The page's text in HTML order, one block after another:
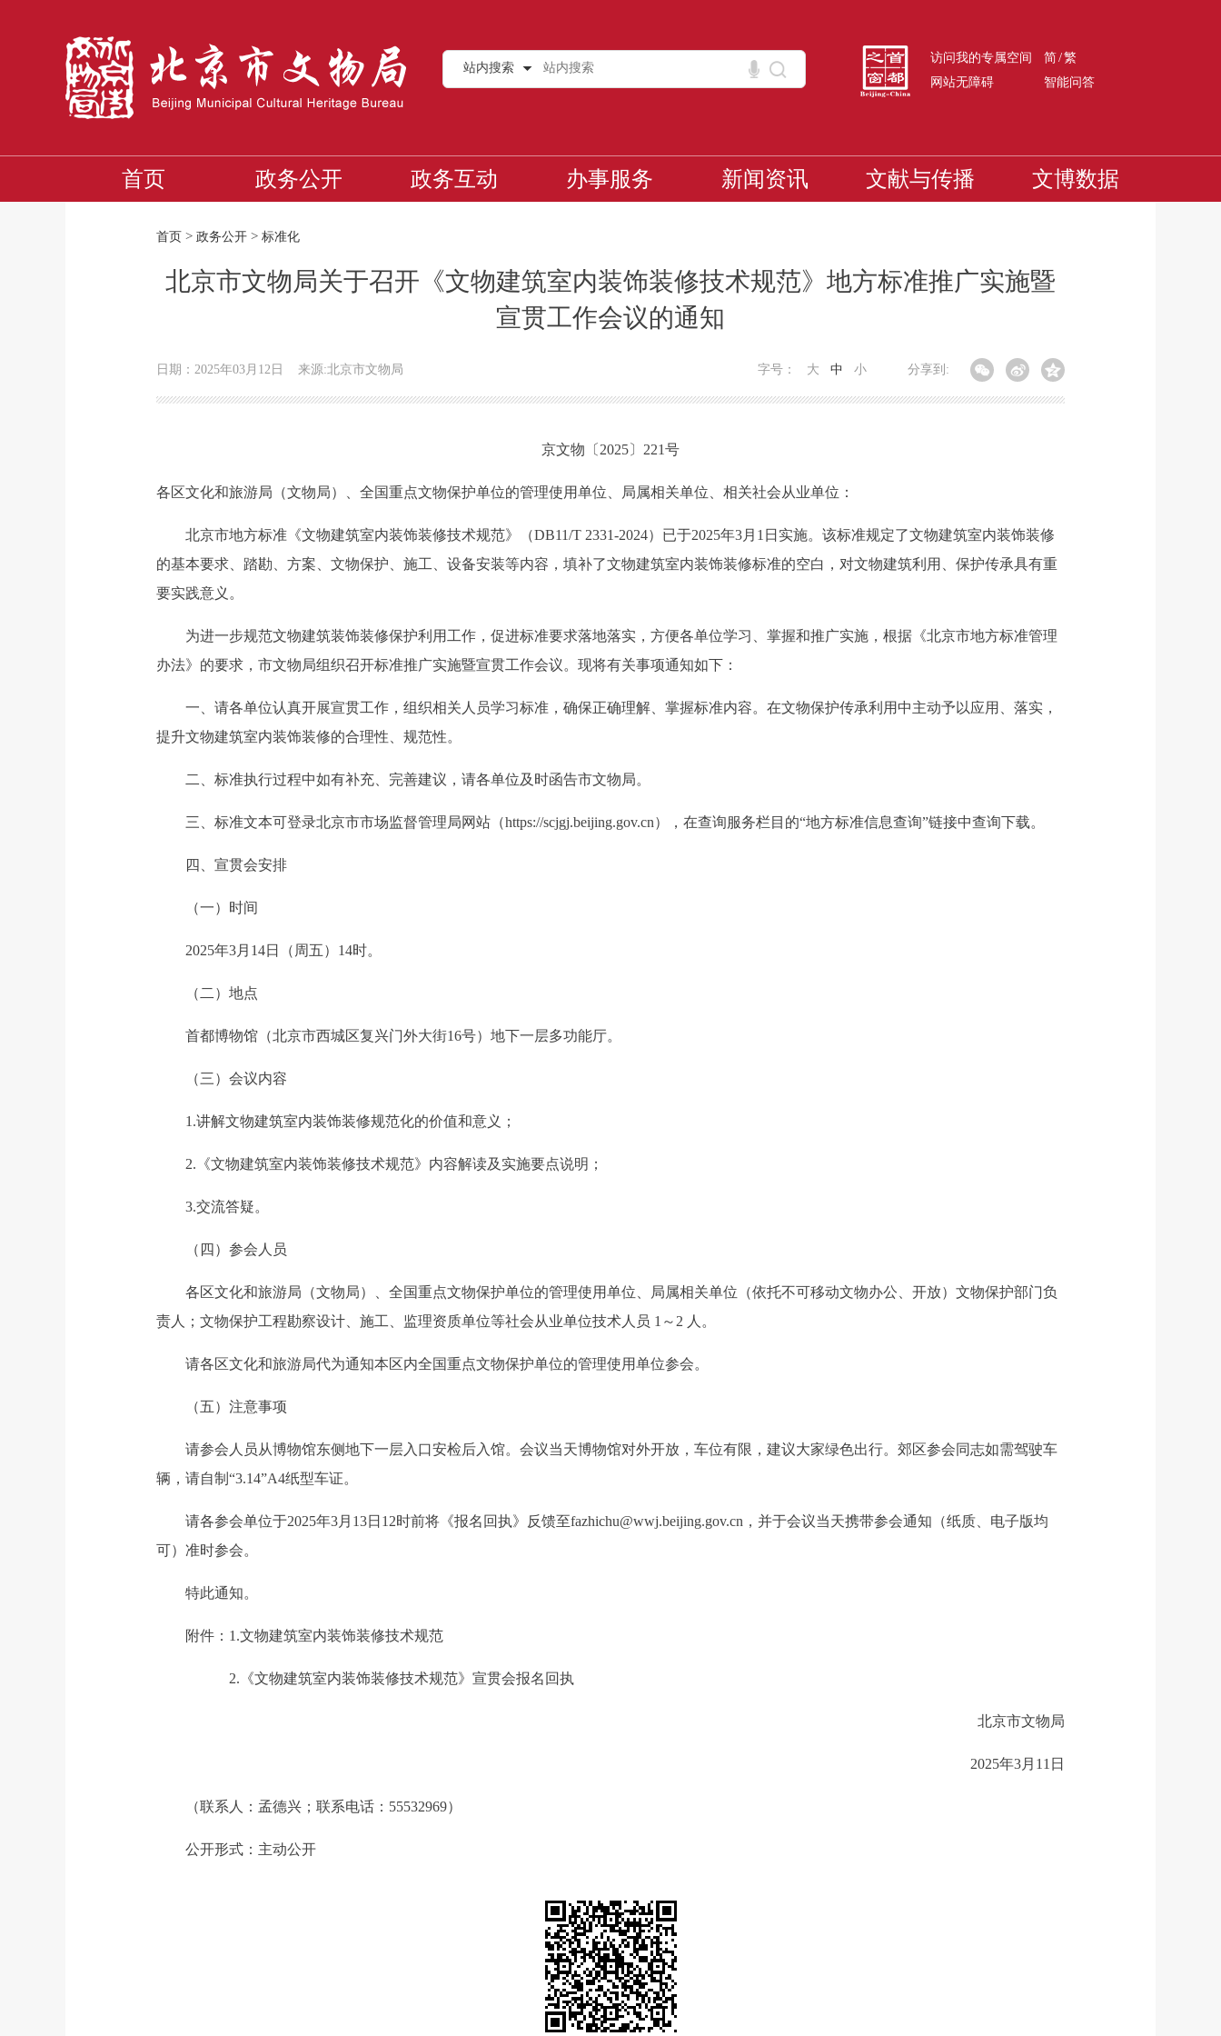
站内搜索
访问我的专属空间 简/繁
网站无障碍
智能问答
首页 政务公开 政务互动 办事服务 新闻资讯 文献与传播 文博数据
首页 > 政务公开 > 标准化
北京市文物局关于召开《文物建筑室内装饰装修技术规范》地方标准推广实施暨
宣贯工作会议的通知
日期：2025年03月12日 来源:北京市文物局 分享到:
字号： 大 中 小
京文物〔2025〕221号
各区文化和旅游局（文物局）、全国重点文物保护单位的管理使用单位、局属相关单位、相关社会从业单位：
北京市地方标准《文物建筑室内装饰装修技术规范》（DB11/T 2331-2024）已于2025年3月1日实施。该标准规定了文物建筑室内装饰装修
的基本要求、踏勘、方案、文物保护、施工、设备安装等内容，填补了文物建筑室内装饰装修标准的空白，对文物建筑利用、保护传承具有重
要实践意义。
为进一步规范文物建筑装饰装修保护利用工作，促进标准要求落地落实，方便各单位学习、掌握和推广实施，根据《北京市地方标准管理
办法》的要求，市文物局组织召开标准推广实施暨宣贯工作会议。现将有关事项通知如下：
一、请各单位认真开展宣贯工作，组织相关人员学习标准，确保正确理解、掌握标准内容。在文物保护传承利用中主动予以应用、落实，
提升文物建筑室内装饰装修的合理性、规范性。
二、标准执行过程中如有补充、完善建议，请各单位及时函告市文物局。
三、标准文本可登录北京市市场监督管理局网站（https://scjgj.beijing.gov.cn），在查询服务栏目的“地方标准信息查询”链接中查询下载。
四、宣贯会安排
（一）时间
2025年3月14日（周五）14时。
（二）地点
首都博物馆（北京市西城区复兴门外大街16号）地下一层多功能厅。
（三）会议内容
1.讲解文物建筑室内装饰装修规范化的价值和意义；
2.《文物建筑室内装饰装修技术规范》内容解读及实施要点说明；
3.交流答疑。
（四）参会人员
各区文化和旅游局（文物局）、全国重点文物保护单位的管理使用单位、局属相关单位（依托不可移动文物办公、开放）文物保护部门负
责人；文物保护工程勘察设计、施工、监理资质单位等社会从业单位技术人员 1～2 人。
请各区文化和旅游局代为通知本区内全国重点文物保护单位的管理使用单位参会。
（五）注意事项
请参会人员从博物馆东侧地下一层入口安检后入馆。会议当天博物馆对外开放，车位有限，建议大家绿色出行。郊区参会同志如需驾驶车
辆，请自制“3.14”A4纸型车证。
请各参会单位于2025年3月13日12时前将《报名回执》反馈至fazhichu@wwj.beijing.gov.cn，并于会议当天携带参会通知（纸质、电子版均
可）准时参会。
特此通知。
附件：1.文物建筑室内装饰装修技术规范
2. 《文物建筑室内装饰装修技术规范》宣贯会报名回执
北京市文物局
2025年3月11日
（联系人：孟德兴；联系电话：55532969）
公开形式：主动公开